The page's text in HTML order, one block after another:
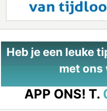
Heb je een leuke
met ons
APP ONS! T.